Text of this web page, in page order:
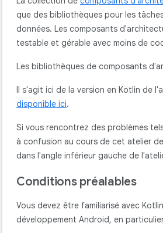
que des bibliothèques pour les
données. Les composants
testable et gérable avec moins de
Les bibliothèques de composants
Il s'agit ici de la version en Kotlin de
disponible ici.
Si vous rencontrez des problèmes
à confusion au cours de cet atelier
dans l'angle inférieur gauche de
Conditions préalables
Vous devez être familiarisé avec
développement Android, en